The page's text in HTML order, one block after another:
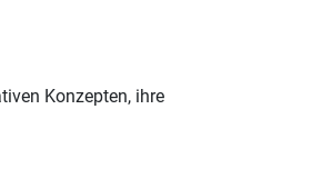
Konzepten, ihre